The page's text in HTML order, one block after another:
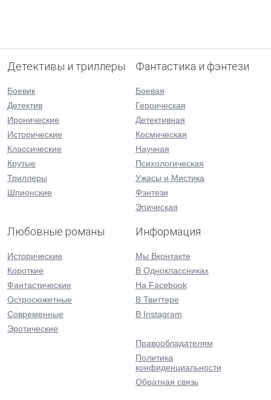
Детективы и триллеры
Боевик
Детектив
Иронические
Исторические
Классические
Крутые
Триллеры
Шпионские
Фантастика и фэнтези
Боевая
Героическая
Детективная
Космическая
Научная
Психологическая
Ужасы и Мистика
Фэнтези
Эпическая
Любовные романы
Исторические
Короткие
Фантастические
Остросюжетные
Современные
Эротические
Информация
Мы Вконтакте
В Одноклассниках
На Facebook
В Твиттере
В Instagram
Правообладателям
Политика
конфиденциальности
Обратная связь